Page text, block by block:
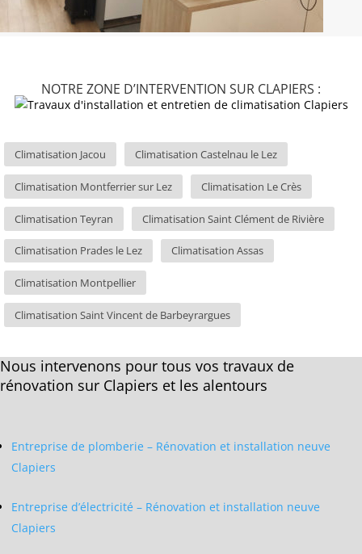
NOTRE ZONE D’INTERVENTION SUR CLAPIERS :
Climatisation Jacou Climatisation Castelnau le Lez
Climatisation Montferrier sur Lez Climatisation Le Crès
Climatisation Teyran Climatisation Saint Clément de Rivière
Climatisation Prades le Lez Climatisation Assas
Climatisation Montpellier
Climatisation Saint Vincent de Barbeyrargues
Nous intervenons pour tous vos travaux de
rénovation sur Clapiers et les alentours
Entreprise de plomberie – Rénovation et installation neuve
Clapiers
Entreprise d’électricité – Rénovation et installation neuve
Clapiers